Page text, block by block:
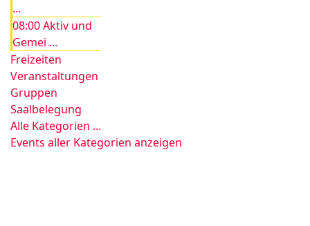
...
08:00 Aktiv und
Gemei ...
Freizeiten
Veranstaltungen
Gruppen
Saalbelegung
Alle Kategorien ...
Events aller Kategorien anzeigen